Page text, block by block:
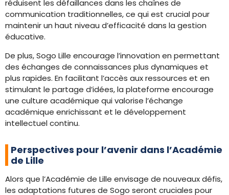
réduisent les défaillances dans les chaînes de
communication traditionnelles, ce qui est crucial pour
maintenir un haut niveau d’efficacité dans la gestion
éducative.
De plus, Sogo Lille encourage l’innovation en permettant
des échanges de connaissances plus dynamiques et
plus rapides. En facilitant l’accès aux ressources et en
stimulant le partage d’idées, la plateforme encourage
une culture académique qui valorise l’échange
académique enrichissant et le développement
intellectuel continu.
Perspectives pour l’avenir dans l’Académie
de Lille
Alors que l’Académie de Lille envisage de nouveaux défis,
les adaptations futures de Sogo seront cruciales pour